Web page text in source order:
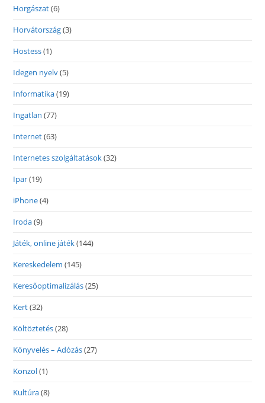
Horgászat(6)
Horvátország(3)
Hostess(1)
Idegen nyelv(5)
Informatika(19)
Ingatlan (77)
Internet(63)
Internetes szolgáltatások(32)
Ipar(19)
iPhone(4)
Iroda(9)
Játék, online játék(144)
Kereskedelem (145)
Keresőoptimalizálás(25)
Kert(32)
Költöztetés(28)
Könyvelés – Adózás(27)
Konzol(1)
Kultúra(8)